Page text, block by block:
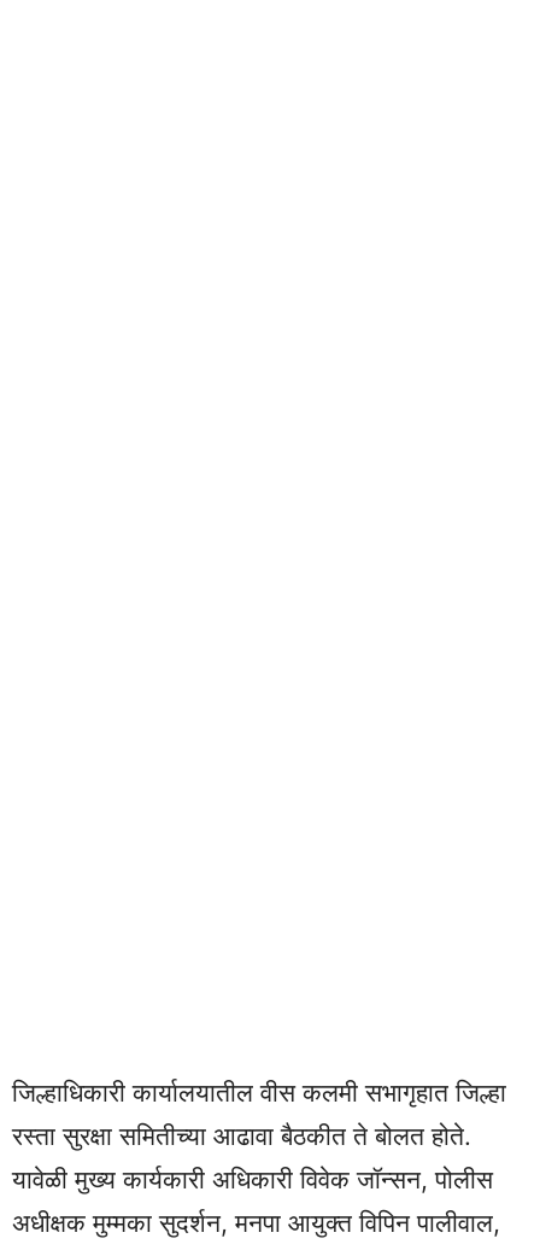
जिल्हाधिकारी कार्यालयातील वीस कलमी सभागृहात जिल्हा
रस्ता सुरक्षा समितीच्या आढावा बैठकीत ते बोलत होते.
यावेळी मुख्य कार्यकारी अधिकारी विवेक जॉन्सन, पोलीस
अधीक्षक मुम्मका सुदर्शन, मनपा आयुक्त विपिन पालीवाल,